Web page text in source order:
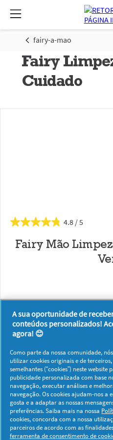
fairy-a-mao
Fairy
Cuidado
4.8
Fairy Mão
DÊ UMA
Sobre nós Contacto
Redes Sociais
A sua oportunidade de
conteúdos personalizados!
agora! 😊
Como parte da nossa comunidade,
utilizar cookies originais e de
semelhantes (“cookies”) neste
publicidade personalizada com base
navegação, executar análises e
navegação. Os cookies ajudam-nos a
gosta e a adaptar as nossas
preferências. Saiba mais na nossa
cookies, concorda com a nossa
parceiros de acordo com as
ferramenta de consentimento de